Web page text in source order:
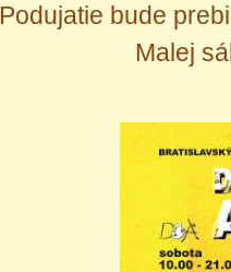
Podujatie bude
Malej